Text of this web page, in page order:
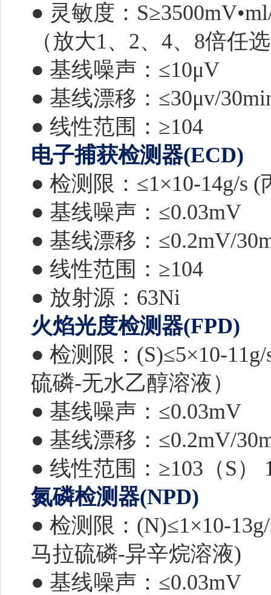
● 灵敏度：
（放大1、2、4、8倍任
● 基线噪声：≤10μV
● 基线漂移：≤30μv/
● 线性范围：≥104
电子捕获检测器(ECD)
● 检测限：≤1×10-14g/s
● 基线噪声：≤0.03mV
● 基线漂移：≤0.2mV/
● 线性范围：≥104
● 放射源：63Ni
火焰光度检测器(FPD)
● 检测限：(S)≤5×10-
硫磷-无水乙醇溶液）
● 基线噪声：≤0.03mV
● 基线漂移：≤0.2mV/
● 线性范围：≥103（S）
氮磷检测器(NPD)
● 检测限：(N)≤1×10-
马拉硫磷-异辛烷溶液)
● 基线噪声：≤0.03mV